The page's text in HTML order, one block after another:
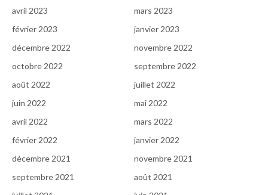
avril 2023
mars 2023
février 2023
janvier 2023
décembre 2022
novembre 2022
octobre 2022
septembre 2022
août 2022
juillet 2022
juin 2022
mai 2022
avril 2022
mars 2022
février 2022
janvier 2022
décembre 2021
novembre 2021
septembre 2021
août 2021